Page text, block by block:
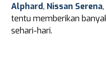
Alphard, Nissan Serena
tentu memberikan
sehari-hari.